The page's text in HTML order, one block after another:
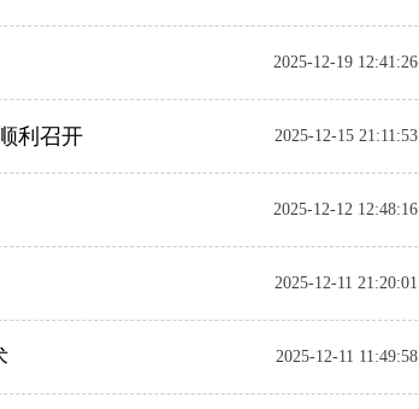
2025-12-19 12:41:26
2025-12-15 21:11:53
利召开
2025-12-12 12:48:16
2025-12-11 21:20:01
2025-12-11 11:49:58